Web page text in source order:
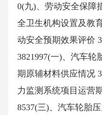
0(九)、劳动安全保障
全卫生机构设置及教
动安全预期效果评价
3821997(一)、汽车轮
期原辅材料供应情况
力监测系统项目运营
8537(三)、汽车轮胎